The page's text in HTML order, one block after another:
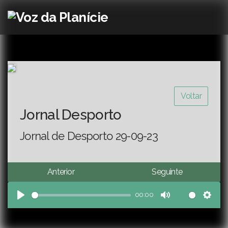
Voltar
Jornal Desporto
Jornal de Desporto 29-09-23
Anterior Seguinte
Play
00:00
Mute